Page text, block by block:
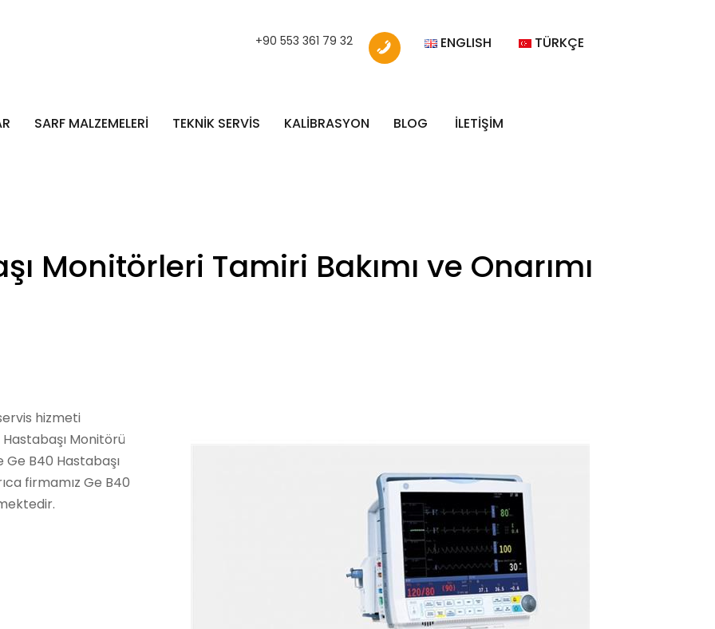
+90 553 361 79 32 ENGLISH TÜRKÇE
SARF MALZEMELERİ TEKNİK SERVİS KALİBRASYON BLOG İLETİŞİM
Monitörleri Tamiri Bakımı ve Onarımı
hizmeti
Monitörü
Ge B40 Hastabaşı
firmamız Ge B40